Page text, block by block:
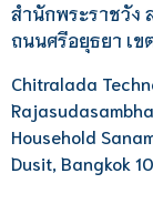
สำนักพระราชวัง
ถนนศรีอยุธยา เข
Chitralada
Household
Dusit, Bangkok